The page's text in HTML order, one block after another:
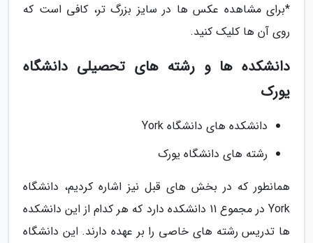
*برای مشاهده عکس ها در سایز بزرگ تر، کافی است که
روی آن ها کلیک کنید.
دانشکده ها و رشته های تحصیلی دانشگاه
یورک
دانشکده های دانشگاه York
رشته های دانشگاه یورک
همانطور که در بخش های قبل نیز اشاره کردیم، دانشگاه
York در مجموع 11 دانشکده دارد که هر کدام از این دانشکده
ها تدریس رشته های خاصی را بر عهده دارند. این دانشگاه